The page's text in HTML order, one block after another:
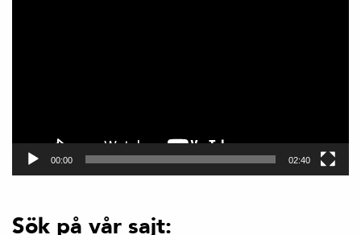
00:00 02:40
Sök på vår sajt: